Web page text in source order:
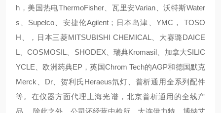
h，美国热电ThermoFisher、瓦里安Varian、沃特斯Water
s、Supelco、安捷伦Agilent；日本岛津、YMC， TOSO
H、，日本三菱MITSUBISHI CHEMICAL、大赛璐DAICE
L、COSMOSIL、SHODEX、瑞典Kromasil、加拿大SILIC
YCLE、欧洲药典EP，英国Chrom Tech的AGP和德国默克
Merck、Dr、贺利氏Heraeus氘灯、普析通用全系列配件
等。在仪器方面代理上海光谱，北京普析通用的全线产
品。 除此之外，公司还经营中检所、大连伊力特、博纳艾